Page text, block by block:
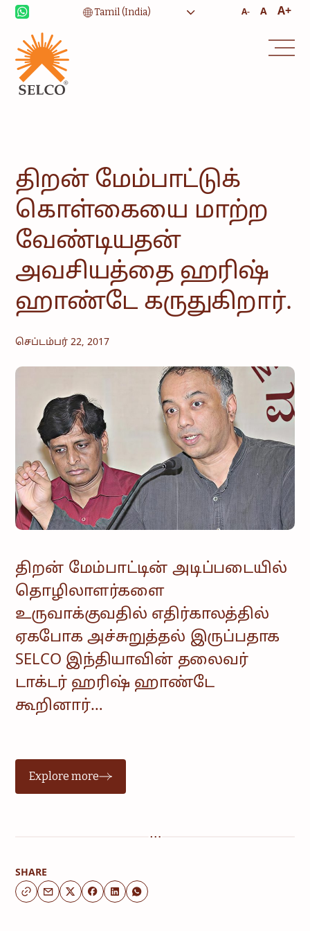
A- A A+
வாழ்வாதாரம்
உபயோகத்திற்கான
ஆற்றல்
ஆலோசனை
சேவை மற்றும்
திறன் மேம்பாட்டுக்
கொள்கையை மாற்ற
வேண்டியதன்
அவசியத்தை ஹரிஷ்
ஹாண்டே கருதுகிறார்.
செப்டம்பர் 22, 2017
திறன் மேம்பாட்டின் அடிப்படையில்
தொழிலாளர்களை
உருவாக்குவதில் எதிர்காலத்தில்
ஏகபோக அச்சுறுத்தல் இருப்பதாக
SELCO இந்தியாவின் தலைவர்
டாக்டர் ஹரிஷ் ஹாண்டே
கூறினார்…
Explore more
SHARE